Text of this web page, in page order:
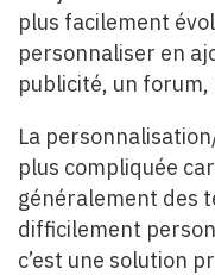
plus facilement
personnaliser en
publicité, un
La
plus compliquée
généralement des
difficilement
c’est une solution